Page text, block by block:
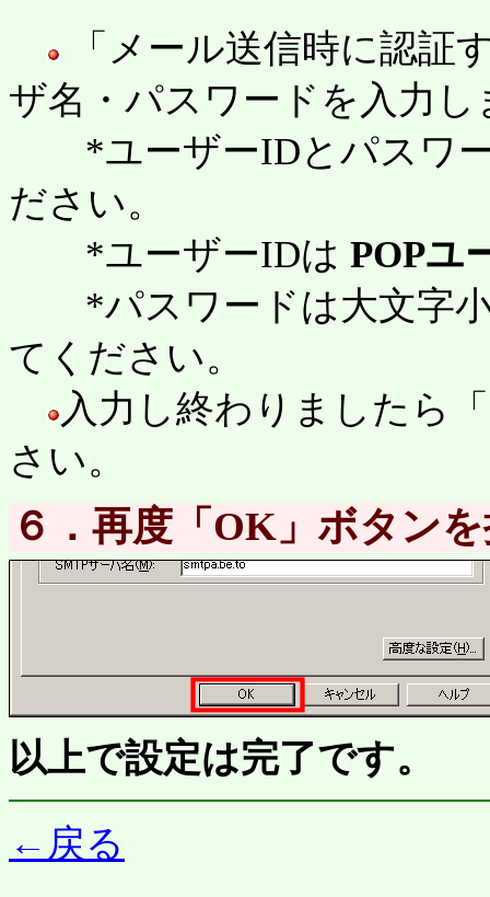
「メール送信時に認証
ザ名・パスワードを入力し
*ユーザーIDとパスワー
ださい。
*ユーザーIDは POPユ
*パスワードは大文字小
てください。
入力し終わりましたら
さい。
６．再度「OK」ボタン
以上で設定は完了です。
← 戻る